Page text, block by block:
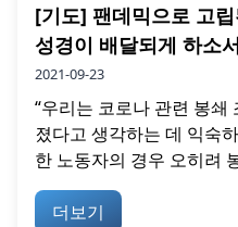
[기도] 팬데믹으로 고
성경이 배달되게 하소서
2021-09-23
“우리는 코로나 관련 봉쇄
졌다고 생각하는 데 익숙
한 노동자의 경우 오히려
더보기